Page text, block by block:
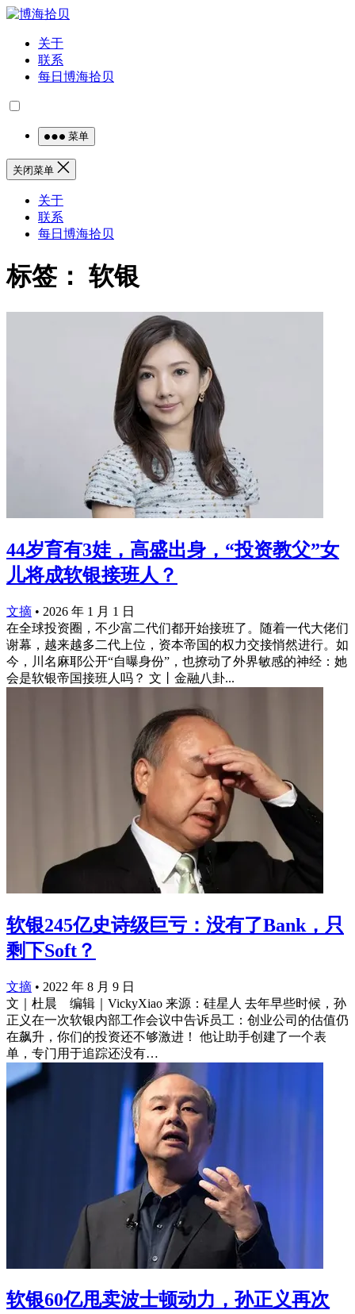
关于
联系
每日博海拾贝
菜单
关闭菜单
关于
联系
每日博海拾贝
标签： 软银
44岁育有3娃，高盛出身，“投资教父”女
儿将成软银接班人？
文摘 • 2026 年 1 月 1 日
在全球投资圈，不少富二代们都开始接班了。随着一代大佬们
谢幕，越来越多二代上位，资本帝国的权力交接悄然进行。如
今，川名麻耶公开“自曝身份”，也撩动了外界敏感的神经：她
会是软银帝国接班人吗？ 文丨金融八卦...
软银245亿史诗级巨亏：没有了Bank，只
剩下Soft？
文摘 • 2022 年 8 月 9 日
文｜杜晨 编辑｜VickyXiao 来源：硅星人 去年早些时候，孙
正义在一次软银内部工作会议中告诉员工：创业公司的估值仍
在飙升，你们的投资还不够激进！ 他让助手创建了一个表
单，专门用于追踪还没有…
软银60亿甩卖波士顿动力，孙正义再次